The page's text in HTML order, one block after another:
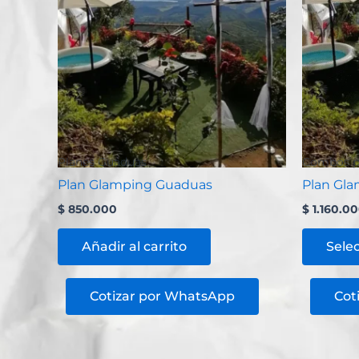
Planes Guaduas
Plan Glamping Guaduas
$ 850.000
Añadir al carrito
Cotizar por WhatsApp
Combos
Plan
$